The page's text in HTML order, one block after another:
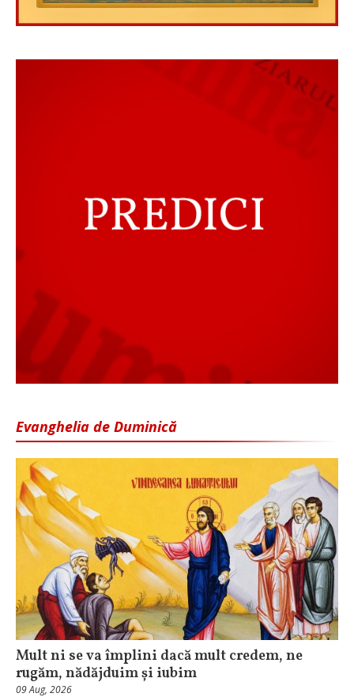
Evanghelia de Duminică
Mult ni se va împlini dacă mult credem, ne
rugăm, nădăjduim și iubim
09 Aug, 2026